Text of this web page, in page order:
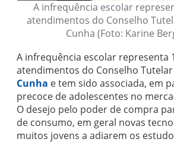
A infrequência escolar
atendimentos do Conselho
Cunha (Foto: Karine
A infrequência escolar representa
atendimentos do Conselho
Cunha e tem sido associada, em
precoce de adolescentes no
O desejo pelo poder de compra
de consumo, em geral novas
muitos jovens a adiarem os